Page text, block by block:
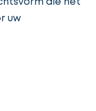
die het
uw